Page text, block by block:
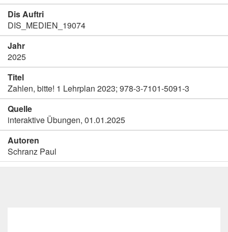
Dis Auftri
DIS_MEDIEN_19074
Jahr
2025
Titel
Zahlen, bitte! 1 Lehrplan 2023; 978-3-7101-5091-3
Quelle
interaktive Übungen, 01.01.2025
Autoren
Schranz Paul